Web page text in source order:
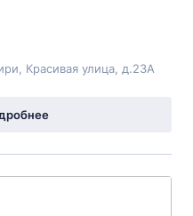
Красивая улица, д.23А